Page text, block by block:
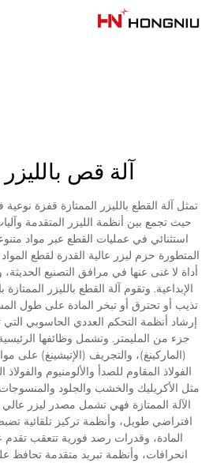
آلة قص
تمثل آلة القطع بالليزر الممتازة قفزة نوعية
حيث تجمع بين أنظمة الليزر المتقدمة
استثنائي في عمليات القطع عبر مواد
المتطورة حزم ليزر عالية القدرة لقطع
الإبداعية. وتقوم آلة القطع بالليزر
تذيب أو تحترق أو تبخر المادة على طول
إرشاد أنظمة التحكم العددي الحاسوبي
جزء من المليمتر. وتشمل وظائفها
(الماركينغ)، والتجريف (الإتيشينغ) على
الفولاذ المقاوم للصدأ والألومنيوم
مثل الأكريليك والخشب والجلود والمنسوجات.
الآلة الممتازة فهي تشمل مصدر ليزر
افتراضي طويل، وأنظمة تركيز تلقائية
المادة، وقدرات رصد فورية تتعقب
انحرافات، وأنظمة تبريد متقدمة تحافظ